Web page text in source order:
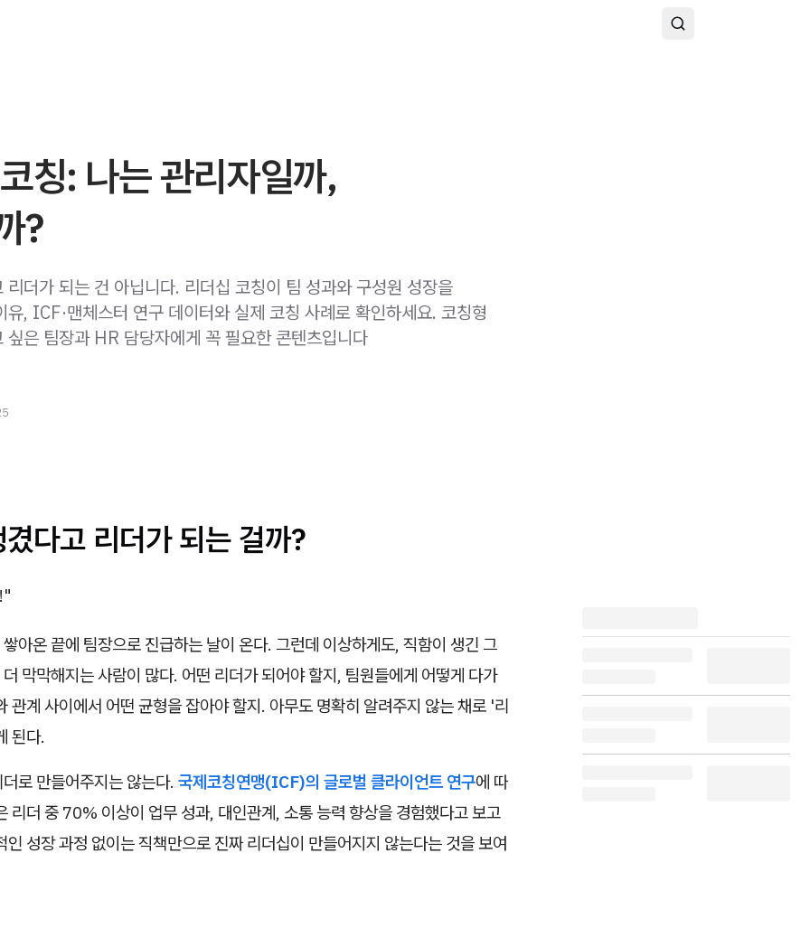
칭: 나는 관리자일까,
?
리더가 되는 건 아닙니다. 리더십 코칭이 팀 성과와 구성원 성장을
유, ICF·맨체스터 연구 데이터와 실제 코칭 사례로 확인하세요. 코칭형
싶은 팀장과 HR 담당자에게 꼭 필요한 콘텐츠입니다
다고 리더가 되는 걸까?
아온 끝에 팀장으로 진급하는 날이 온다. 그런데 이상하게도, 직함이 생긴 그
막막해지는 사람이 많다. 어떤 리더가 되어야 할지, 팀원들에게 어떻게 다가
관계 사이에서 어떤 균형을 잡아야 할지. 아무도 명확히 알려주지 않는 채로 '리
된다.
로 만들어주지는 않는다. 국제코칭연맹(ICF)의 글로벌 클라이언트 연구에 따
리더 중 70% 이상이 업무 성과, 대인관계, 소통 능력 향상을 경험했다고 보고
인 성장 과정 없이는 직책만으로 진짜 리더십이 만들어지지 않는다는 것을 보여